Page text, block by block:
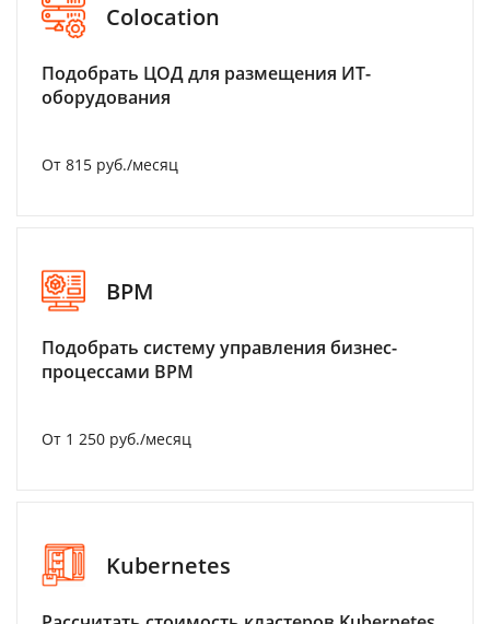
Colocation
Подобрать ЦОД для размещения ИТ-
оборудования
От 815 руб./месяц
BPM
Подобрать систему управления бизнес-
процессами BPM
От 1 250 руб./месяц
Kubernetes